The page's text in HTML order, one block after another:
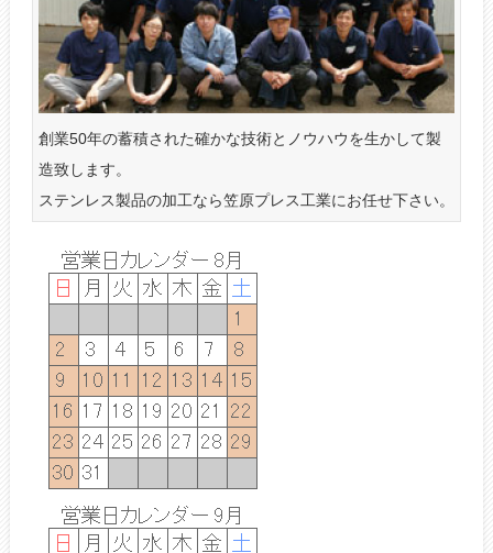
創業50年の蓄積された確かな技術とノウハウを生かして製
造致します。
ステンレス製品の加工なら笠原プレス工業にお任せ下さい。